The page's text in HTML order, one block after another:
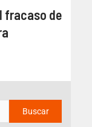
fracaso de